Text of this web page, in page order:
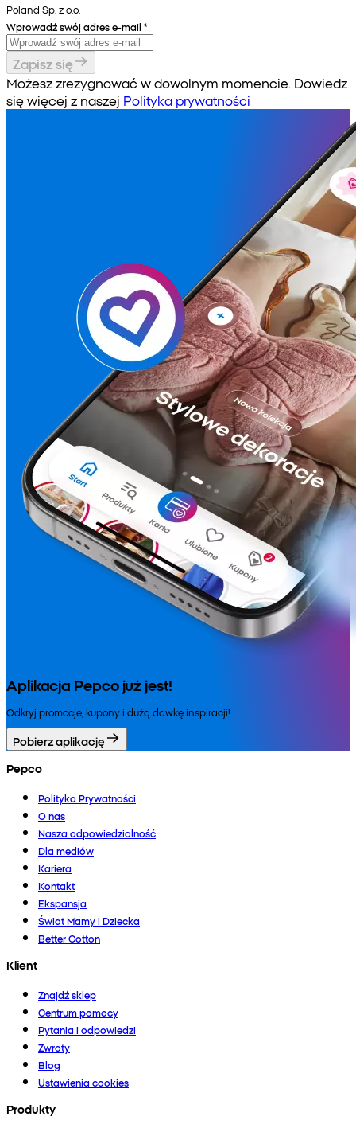
Poland Sp. z o.o.
Wprowadź swój adres e-mail *
Zapisz się
Możesz zrezygnować w dowolnym momencie. Dowiedz
się więcej z naszej Polityka prywatności
Aplikacja Pepco już jest!
Odkryj promocje, kupony i dużą dawkę inspiracji!
Pobierz aplikację
Pepco
Polityka Prywatności
O nas
Nasza odpowiedzialność
Dla mediów
Kariera
Kontakt
Ekspansja
Świat Mamy i Dziecka
Better Cotton
Klient
Znajdź sklep
Centrum pomocy
Pytania i odpowiedzi
Zwroty
Blog
Ustawienia cookies
Produkty